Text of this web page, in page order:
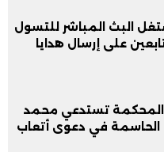
البث المباشر للتسول
على إرسال هدايا
المحكمة تستدعي محمد
الحاسمة في دعوى أتعاب